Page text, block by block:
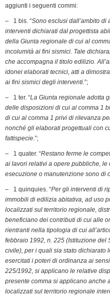
aggiunti i seguenti commi:
– 1 bis. “Sono esclusi dall’ambito
interventi dichiarati dal progettista
della Giunta regionale di cui al
incolumità ai fini sismici. Tale
che accompagna il titolo edilizio.
idonei elaborati tecnici, atti a
ai fini sismici degli interventi.”;
– 1 ter. “La Giunta regionale adotta
delle disposizioni di cui al comma 1
di cui al comma 1 privi di rilevanza
nonché gli elaborati progettuali con
fattispecie.”;
– 1 quater. “Restano ferme le
ai lavori relativi a opere pubbliche,
esecuzione o manutenzione sono di
– 1 quinquies. “Per gli interventi di
immobili di edilizia abitativa, ad uso
localizzati sul territorio regionale,
beneficiano dei contributi di cui alle
rientranti nella tipologia di cui
febbraio 1992, n. 225 (Istituzione
civile), per i quali sia stato dichiarato
esercitati i poteri di ordinanza ai
225/1992, si applicano le relative
presente comma si applicano anche
localizzati sul territorio regionale